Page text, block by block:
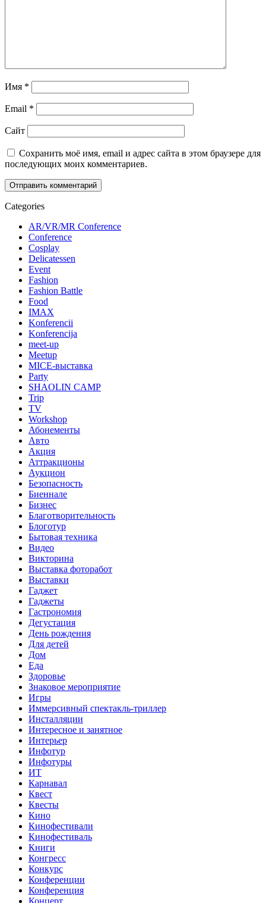
Имя *
Email *
Сайт
Сохранить моё имя, email и адрес сайта в этом браузере для
последующих моих комментариев.
Categories
AR/VR/MR Conference
Conference
Cosplay
Delicatessen
Event
Fashion
Fashion Battle
Food
IMAX
Konferencii
Konferencija
meet-up
Meetup
MICE-выставка
Party
SHAOLIN CAMP
Trip
TV
Workshop
Абонементы
Авто
Акция
Аттракционы
Аукцион
Безопасность
Биеннале
Бизнес
Благотворительность
Блоготур
Бытовая техника
Видео
Викторина
Выставка фоторабот
Выставки
Гаджет
Гаджеты
Гастрономия
Дегустация
День рождения
Для детей
Дом
Еда
Здоровье
Знаковое мероприятие
Игры
Иммерсивный спектакль-триллер
Инсталляции
Интересное и занятное
Интерьер
Инфотур
Инфотуры
ИТ
Карнавал
Квест
Квесты
Кино
Кинофестивали
Кинофестиваль
Книги
Конгресс
Конкурс
Конференции
Конференция
Концерт